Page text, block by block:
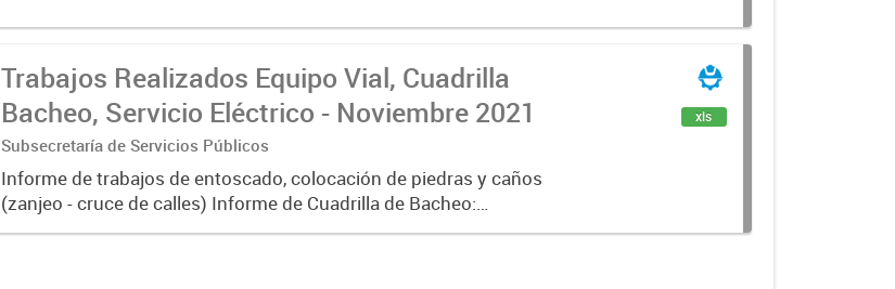
Trabajos Realizados Equipo Vial, Cuadrilla
Bacheo, Servicio Eléctrico - Noviembre 2021
Subsecretaría de Servicios Públicos
Informe de trabajos de entoscado, colocación de piedras y caños
(zanjeo - cruce de calles) Informe de Cuadrilla de Bacheo:
albañilería y construcción, colocación de tapa registro,
xls